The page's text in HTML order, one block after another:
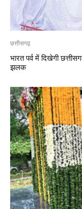
छत्तीसगढ़
भारत पर्व में दिखेगी
झलक